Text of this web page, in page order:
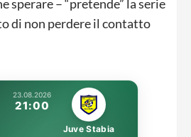
sperare – “pretende” la serie
di non perdere il contatto
23.08.2026
21:00
Juve Stabia